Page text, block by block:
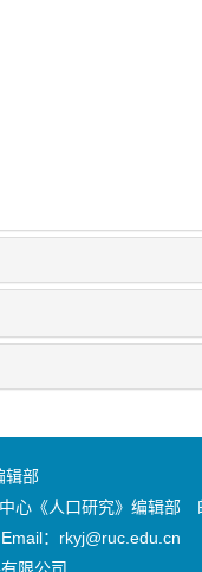
辑部
心《人口研究》编辑部
：rkyj@ruc.edu.cn